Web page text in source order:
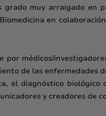
muy arraigado en
en
médicos/
de las
el diagnóstico
y creadores de